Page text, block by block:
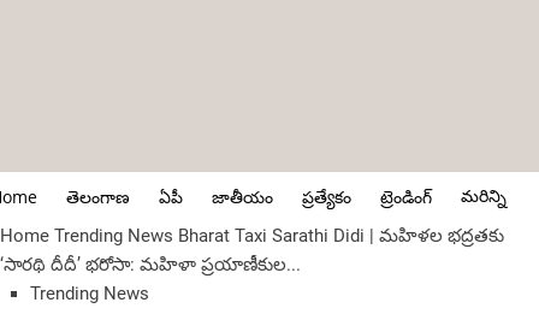
తెలంగాణ ఏపీ జాతీయం ప్రత్యేకం ట్రెండింగ్ మరిన్ని
Home Trending News Bharat Taxi Sarathi Didi | మహిళల భద్రతకు
‘సారథి దీదీ’ భరోసా: మహిళా ప్రయాణీకుల...
Trending News